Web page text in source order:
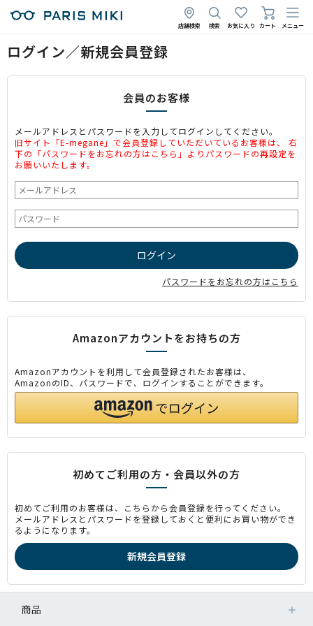
店舗検索 検索 お気に入り カート メニュー
ログイン／新規会員登録
会員のお客様
メールアドレスとパスワードを入力してログインしてください。
旧サイト「E-megane」で会員登録していただいているお客様は、 右
下の「パスワードをお忘れの方はこちら」よりパスワードの再設定を
お願いいたします。
パスワードをお忘れの方はこちら
Amazonアカウントをお持ちの方
Amazonアカウントを利用して会員登録されたお客様は、
AmazonのID、パスワードで、ログインすることができます。
初めてご利用の方・会員以外の方
初めてご利用のお客様は、こちらから会員登録を行ってください。
メールアドレスとパスワードを登録しておくと便利にお買い物ができ
るようになります。
商品